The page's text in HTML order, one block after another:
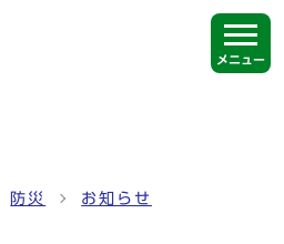
メニュー
防災 お知らせ